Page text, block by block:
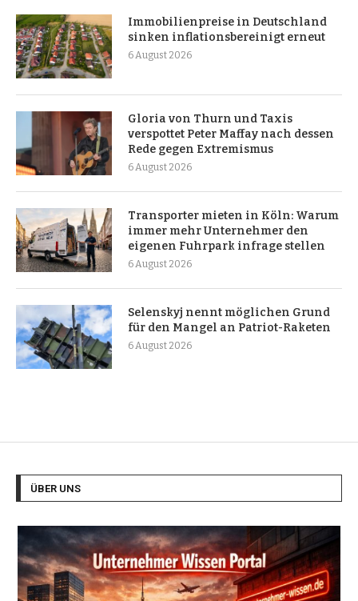
Immobilienpreise in Deutschland
sinken inflationsbereinigt erneut
6 August 2026
Gloria von Thurn und Taxis
verspottet Peter Maffay nach dessen
Rede gegen Extremismus
6 August 2026
Transporter mieten in Köln: Warum
immer mehr Unternehmer den
eigenen Fuhrpark infrage stellen
6 August 2026
Selenskyj nennt möglichen Grund
für den Mangel an Patriot-Raketen
6 August 2026
ÜBER UNS